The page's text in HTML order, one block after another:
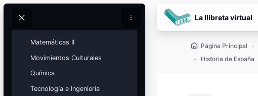
Buscar
Matemáticas II
Movimientos Culturales
Química
Tecnología e Ingeniería
La llibreta virtual
Página Principal
Historia de España